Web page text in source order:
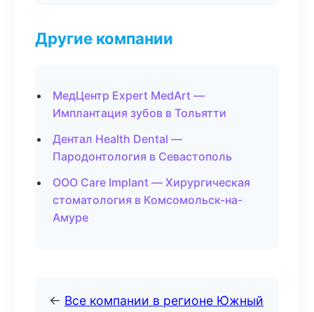
Другие компании
МедЦентр Expert MedArt —
Имплантация зубов в Тольятти
Дентал Health Dental —
Пародонтология в Севастополь
ООО Care Implant — Хирургическая
стоматология в Комсомольск-на-
Амуре
← Все компании в регионе Южный